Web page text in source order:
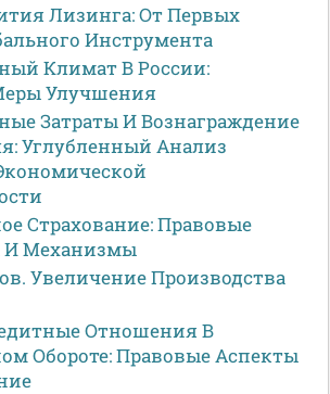
Лизинга: От Первых
Инструмента
Климат В России:
Улучшения
Затраты И Вознаграждение
Углубленный Анализ
Страхование: Правовые
И Механизмы
Увеличение Производства
Отношения В
Обороте: Правовые Аспекты